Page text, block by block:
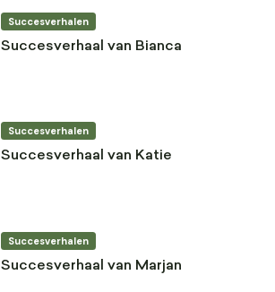
Succesverhalen
Succesverhaal van Bianca
Succesverhalen
Succesverhaal van Katie
Succesverhalen
Succesverhaal van Marjan